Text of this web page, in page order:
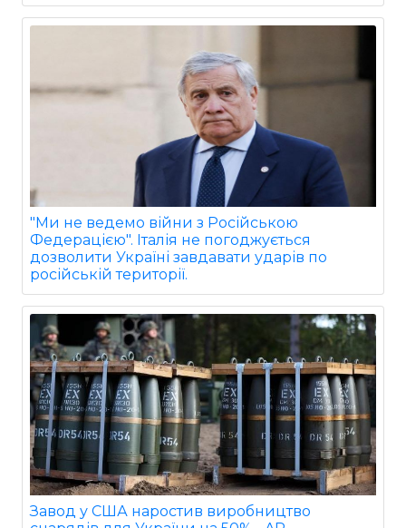
"Ми не ведемо війни з Російською
Федерацією". Італія не погоджується
дозволити Україні завдавати ударів по
російській території.
Завод у США наростив виробництво